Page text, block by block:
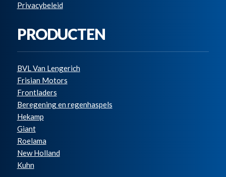
Privacybeleid
PRODUCTEN
BVL Van Lengerich
Frisian Motors
Frontladers
Beregening en regenhaspels
Hekamp
Giant
Roelama
New Holland
Kuhn